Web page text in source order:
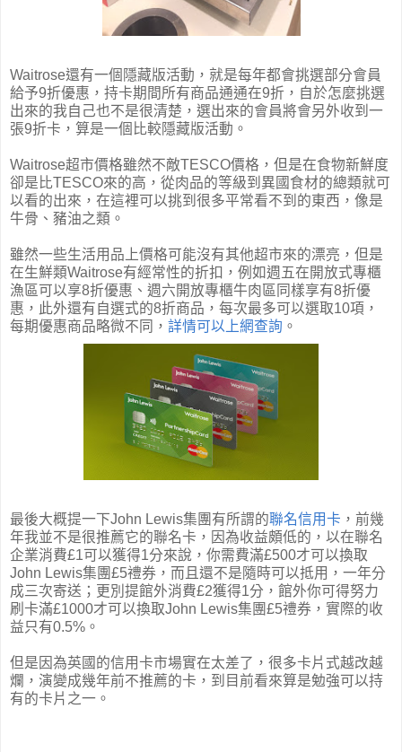
Waitrose還有一個隱藏版活動，就是每年都會挑選部分會員
給予9折優惠，持卡期間所有商品通通在9折，自於怎麼挑選
出來的我自己也不是很清楚，選出來的會員將會另外收到一
張9折卡，算是一個比較隱藏版活動。
Waitrose超市價格雖然不敵TESCO價格，但是在食物新鮮度
卻是比TESCO來的高，從肉品的等級到異國食材的總類就可
以看的出來，在這裡可以挑到很多平常看不到的東西，像是
牛骨、豬油之類。
雖然一些生活用品上價格可能沒有其他超市來的漂亮，但是
在生鮮類Waitrose有經常性的折扣，例如週五在開放式專櫃
漁區可以享8折優惠、週六開放專櫃牛肉區同樣享有8折優
惠，此外還有自選式的8折商品，每次最多可以選取10項，
每期優惠商品略微不同， 詳情可以上網查詢 。
最後大概提一下John Lewis集團有所謂的聯名信用卡 ，前幾
年我並不是很推薦它的聯名卡，因為收益頗低的，以在聯名
企業消費£1可以獲得1分來說，你需費滿£500才可以換取
John Lewis集團£5禮券，而且還不是隨時可以抵用，一年分
成三次寄送；更別提館外消費£2獲得1分，館外你可得努力
刷卡滿£1000才可以換取John Lewis集團£5禮券，實際的收
益只有0.5%。
但是因為英國的信用卡市場實在太差了，很多卡片式越改越
爛，演變成幾年前不推薦的卡，到目前看來算是勉強可以持
有的卡片之一。